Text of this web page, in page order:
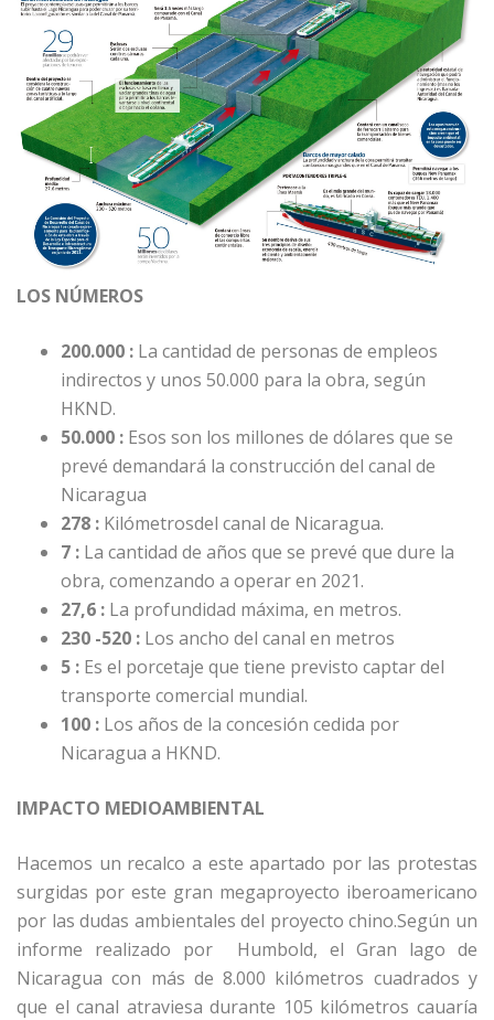
LOS NÚMEROS
200.000 : La cantidad de personas de empleos
indirectos y unos 50.000 para la obra, según
HKND.
50.000 : Esos son los millones de dólares que se
prevé demandará la construcción del canal de
Nicaragua
278 : Kilómetrosdel canal de Nicaragua.
7 : La cantidad de años que se prevé que dure la
obra, comenzando a operar en 2021.
27,6 : La profundidad máxima, en metros.
230 -520 : Los ancho del canal en metros
5 : Es el porcetaje que tiene previsto captar del
transporte comercial mundial.
100 : Los años de la concesión cedida por
Nicaragua a HKND.
IMPACTO MEDIOAMBIENTAL
Hacemos un recalco a este apartado por las protestas
surgidas por este gran megaproyecto iberoamericano
por las dudas ambientales del proyecto chino.Según un
informe realizado por Humbold, el Gran lago de
Nicaragua con más de 8.000 kilómetros cuadrados y
que el canal atraviesa durante 105 kilómetros cauaría